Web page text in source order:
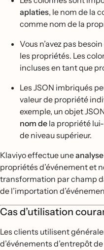
aplaties, le nom de la
comme nom de la
Vous n’avez pas
les propriétés. Les
incluses en tant que
Les JSON imbriqués
valeur de propriété
exemple, un objet
nom de la propriété
de niveau supérieur.
Klaviyo effectue une
propriétés d’événement et
transformation par champ
de l’importation
Cas d’utilisation
Les clients utilisent
d’événements d’entrepôt